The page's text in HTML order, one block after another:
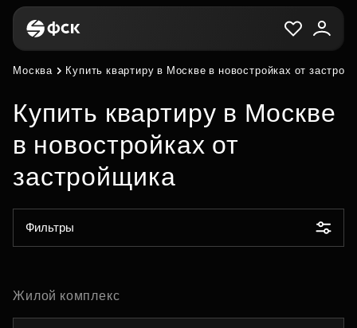
Москва Купить квартиру в Москве в новостройках от
Купить квартиру в Москве
в новостройках от
застройщика
Фильтры
Жилой комплекс